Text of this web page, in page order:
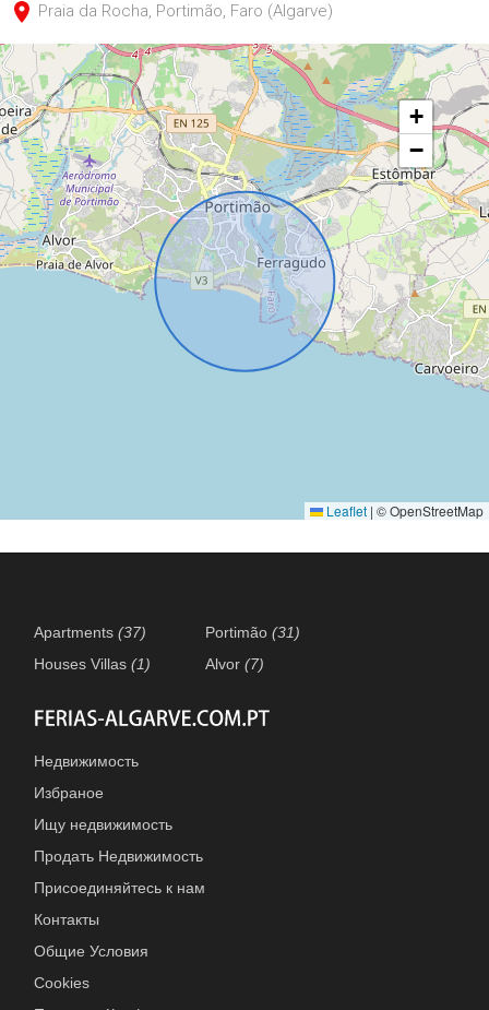
Praia da Rocha, Portimão, Faro (Algarve)
+
−
Leaflet | © OpenStreetMap
Apartments(37)
Houses Villas(1)
Portimão(31)
Alvor(7)
Недвижимость
Избраное
Ищу недвижимость
Продать Недвижимость
Присоединяйтесь к нам
Контакты
Общие Условия
Cookies